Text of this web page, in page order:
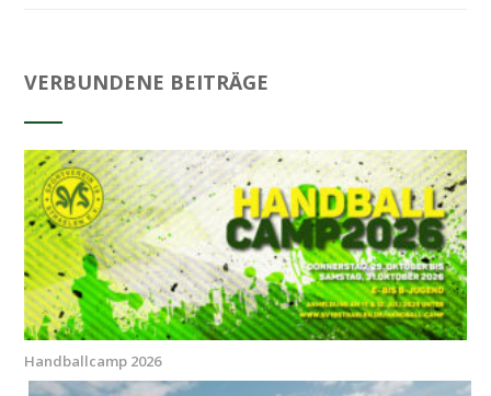
VERBUNDENE BEITRÄGE
Handballcamp 2026